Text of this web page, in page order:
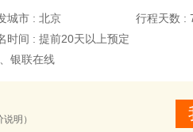
城市 : 北京 行程天数 :
时间 : 提前20天以上预定
银联在线
明）